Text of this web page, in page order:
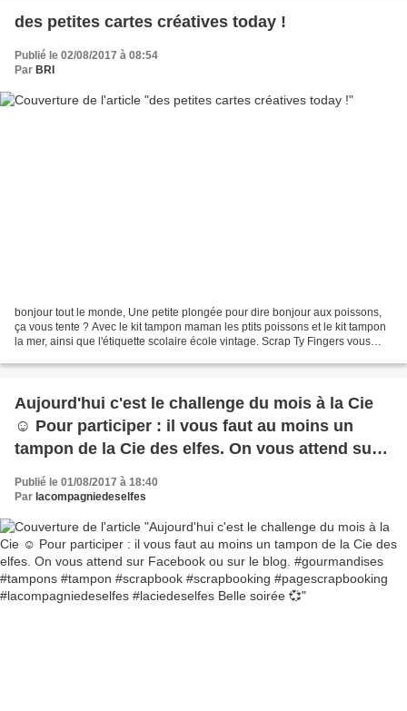
des petites cartes créatives today !
Publié le 02/08/2017 à 08:54
Par BRI
bonjour tout le monde, Une petite plongée pour dire bonjour aux poissons,
ça vous tente ? Avec le kit tampon maman les ptits poissons et le kit tampon
la mer, ainsi que l'étiquette scolaire école vintage. Scrap Ty Fingers vous
Aujourd'hui c'est le challenge du mois à la Cie
☺ Pour participer : il vous faut au moins un
tampon de la Cie des elfes. On vous attend sur
Facebook ou sur le blog. #gourmandises
#tampons #tampon #scrapbook #scrapbooking
#laciedeselfes Belle soirée 💞
Publié le 01/08/2017 à 18:40
Par lacompagniedeselfes